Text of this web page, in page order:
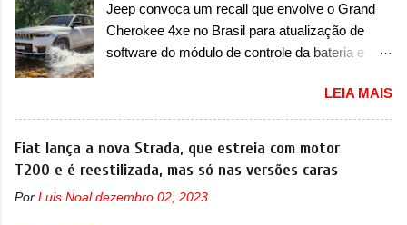
ganhava uma nova geração feita do zero,
apelidada de "Bolinha" por suas formas
arredondadas. Além do Gol, outro Volkswagen
versão hatchback do Logus que chegava
depois de um ano de atraso. A invasão de 1994
foi marcava pelos franceses, alemães,
japoneses e coreanos que chegaram
arrancando corações em nosso mercado. Os
Jeep convoca um recall que envolve o Grand
Cherokee 4xe no Brasil para atualização de
software do módulo de controle da bateria e
Jeep convocou no dia 10 de outubro de 2025
um chamado que envolve os proprietários do
Grand Cherokee 4xe, em sua versão única
Limited, com unidades de ano/modelo 2023 e
unidades afetadas precisam retornar a uma
LEIA MAIS
Fiat lança a nova Strada, que estreia com motor
T200 e é reestilizada, mas só nas versões caras
Por Luis Noal dezembro 02, 2023